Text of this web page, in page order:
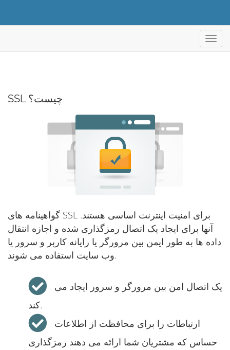
تغییر
SSL چیست؟
گواهینامه های SSL برای امنیت اینترنت اساسی هستند.
آنها برای ایجاد یک اتصال رمزگذاری شده و اجازه انتقال
داده ها به طور ایمن بین مرورگر یا رایانه کاربر و سرور یا
وب سایت استفاده می شوند.
یک اتصال امن بین مرورگر و سرور ایجاد می
کند.
ارتباطات را برای محافظت از اطلاعات
حساس که مشتریان شما ارائه می دهند رمزگذاری